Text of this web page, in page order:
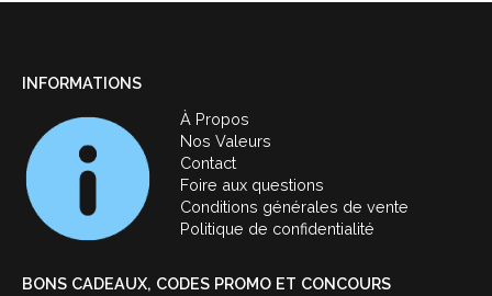
INFORMATIONS
À Propos
Nos Valeurs
Contact
Foire aux questions
Conditions générales de vente
Politique de confidentialité
BONS CADEAUX, CODES PROMO ET CONCOURS